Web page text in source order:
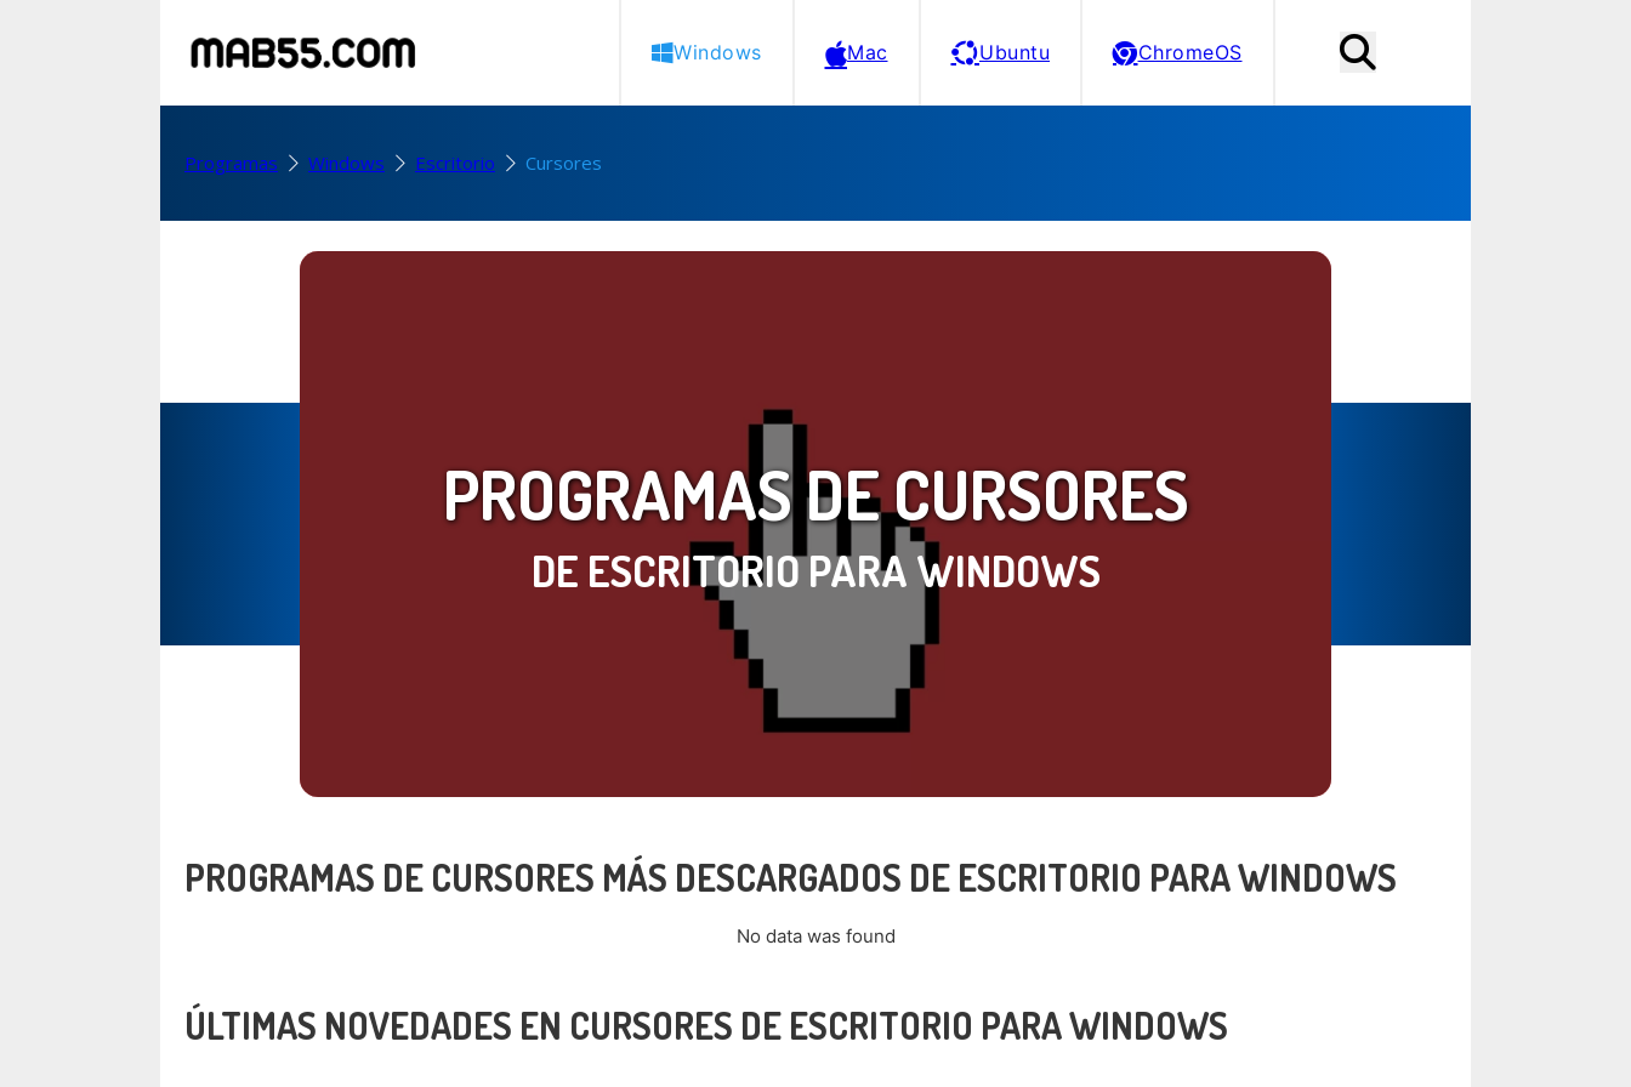
Windows Mac Ubuntu ChromeOS
Programas Windows Escritorio Cursores
PROGRAMAS DE CURSORES
DE ESCRITORIO PARA WINDOWS
PROGRAMAS DE CURSORES MÁS DESCARGADOS DE ESCRITORIO PARA WINDOWS
No data was found
ÚLTIMAS NOVEDADES EN CURSORES DE ESCRITORIO PARA WINDOWS